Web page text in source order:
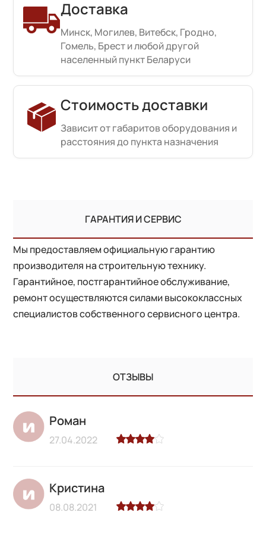
Доставка
Минск, Могилев, Витебск, Гродно,
Гомель, Брест и любой другой
населенный пункт Беларуси
Стоимость доставки
Зависит от габаритов оборудования и
расстояния до пункта назначения
ГАРАНТИЯ И СЕРВИС
Мы предоставляем официальную гарантию
производителя на строительную технику.
Гарантийное, постгарантийное обслуживание,
ремонт осуществляются силами высококлассных
специалистов собственного сервисного центра.
ОТЗЫВЫ
Роман
27.04.2022
Кристина
08.08.2021